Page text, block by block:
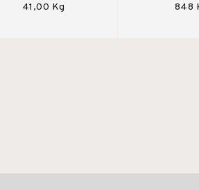
41,00 Kg 848